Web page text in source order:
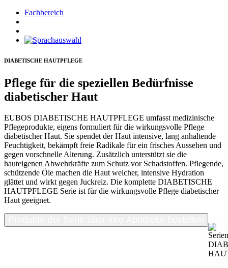
Fachbereich
DIABETISCHE HAUTPFLEGE
Pflege für die speziellen Bedürfnisse
diabetischer Haut
EUBOS DIABETISCHE HAUTPFLEGE umfasst medizinische
Pflegeprodukte, eigens formuliert für die wirkungsvolle Pflege
diabetischer Haut. Sie spendet der Haut intensive, lang anhaltende
Feuchtigkeit, bekämpft freie Radikale für ein frisches Aussehen und
gegen vorschnelle Alterung. Zusätzlich unterstützt sie die
hauteigenen Abwehrkräfte zum Schutz vor Schadstoffen. Pflegende,
schützende Öle machen die Haut weicher, intensive Hydration
glättet und wirkt gegen Juckreiz. Die komplette DIABETISCHE
HAUTPFLEGE Serie ist für die wirkungsvolle Pflege diabetischer
Haut geeignet.